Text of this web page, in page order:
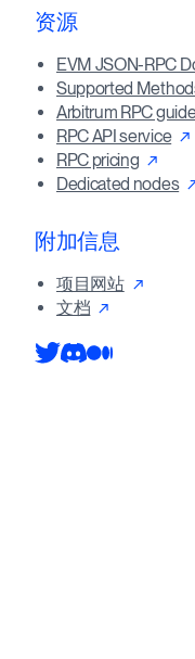
资源
EVM JSON-RPC
Supported
Arbitrum RPC
RPC API service
RPC pricing
Dedicated nodes
附加信息
项目网站
文档